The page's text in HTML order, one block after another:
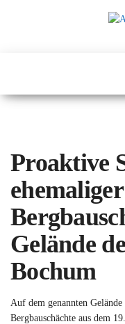
Proaktive
ehemaliger
Gelände
Bochum
Auf dem genannten
Bergbauschächte aus dem